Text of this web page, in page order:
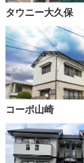
タウニー大久保
コーポ山崎